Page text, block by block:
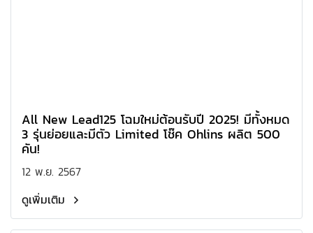
All New Lead125 โฉมใหม่ต้อนรับปี 2025! มีทั้งหมด
3 รุ่นย่อยและมีตัว Limited โช๊ค Ohlins ผลิต 500
คัน!
12 พ.ย. 2567
ดูเพิ่มเติม